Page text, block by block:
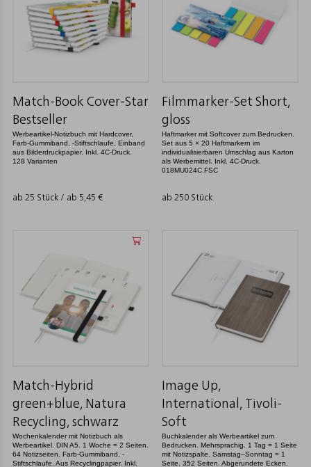
Match-Book Cover-Star
Bestseller
Werbeartikel-Notizbuch mit Hardcover,
Farb-Gummiband, -Stiftschlaufe, Einband
aus Bilderdruckpapier. Inkl. 4C-Druck.
128 Varianten
ab 25 Stück / ab 5,45 €
Filmmarker-Set Short,
gloss
Haftmarker mit Softcover zum Bedrucken.
Set aus 5 × 20 Haftmarkern im
individualisierbaren Umschlag aus Karton
als Werbemittel. Inkl. 4C-Druck.
018MU024C.FSC
ab 250 Stück
Match-Hybrid
green+blue, Natura
Recycling, schwarz
Wochenkalender mit Notizbuch als
Werbeartikel. DIN A5. 1 Woche = 2 Seiten.
64 Notizseiten. Farb-Gummiband, -
Stiftschlaufe. Aus Recyclingpapier. Inkl.
Image Up,
International, Tivoli-
Soft
Buchkalender als Werbeartikel zum
Bedrucken. Mehrsprachig. 1 Tag = 1 Seite
mit Notizspalte. Samstag–Sonntag = 1
Seite. 352 Seiten. Abgerundete Ecken.